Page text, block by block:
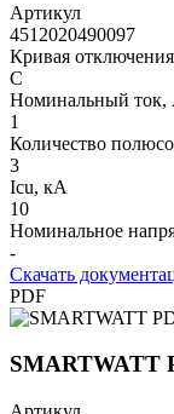
Артикул
4512020490097
Кривая отключения
C
Номинальный ток,
1
Количество
3
Icu, кА
10
Номинальное
-
Скачать
PDF
SMARTWATT